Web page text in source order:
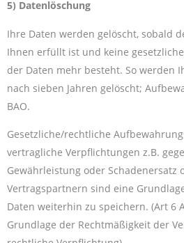
5) Datenlöschung
Ihre Daten werden gelöscht, sobald
Ihnen erfüllt ist und keine
der Daten mehr besteht. So werden
nach sieben Jahren gelöscht;
BAO.
Gesetzliche/rechtliche
vertragliche Verpflichtungen z.B.
Gewährleistung oder Schadenersatz
Vertragspartnern sind eine
Daten weiterhin zu speichern. (Art 6
Grundlage der Rechtmäßigkeit der